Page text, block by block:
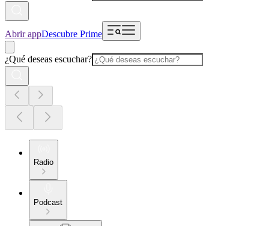
Abrir appDescubre Prime
¿Qué deseas escuchar?
Radio
Podcast